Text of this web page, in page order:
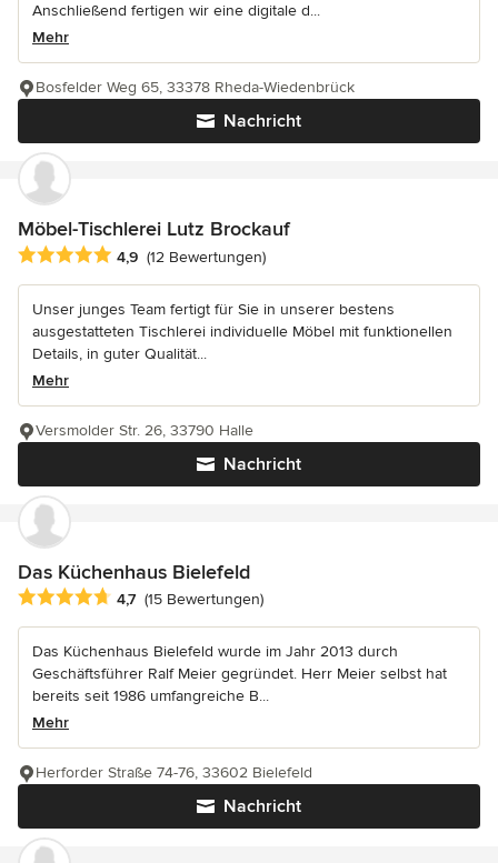
Anschließend fertigen wir eine digitale d...
Mehr
Nachricht
Bosfelder Weg 65, 33378 Rheda-Wiedenbrück
Möbel-Tischlerei Lutz Brockauf
Durchschnittliche Bewertung: 4.9 von 5 Sternen
4,9 (12 Bewertungen)
Unser junges Team fertigt für Sie in unserer bestens
ausgestatteten Tischlerei individuelle Möbel mit funktionellen
Details, in guter Qualität...
Mehr
Nachricht
Versmolder Str. 26, 33790 Halle
Das Küchenhaus Bielefeld
Durchschnittliche Bewertung: 4.7 von 5 Sternen
4,7 (15 Bewertungen)
Das Küchenhaus Bielefeld wurde im Jahr 2013 durch
Geschäftsführer Ralf Meier gegründet. Herr Meier selbst hat
bereits seit 1986 umfangreiche B...
Mehr
Nachricht
Herforder Straße 74-76, 33602 Bielefeld